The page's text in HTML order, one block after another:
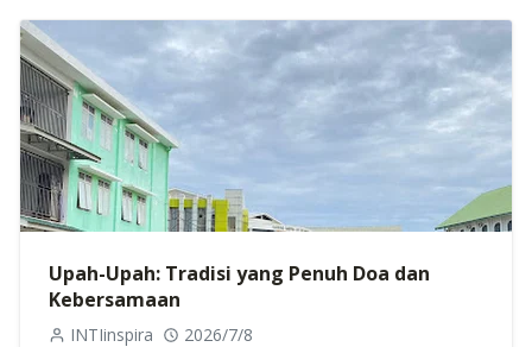
Upah-Upah: Tradisi yang Penuh Doa dan
Kebersamaan
INTIinspira 2026/7/8